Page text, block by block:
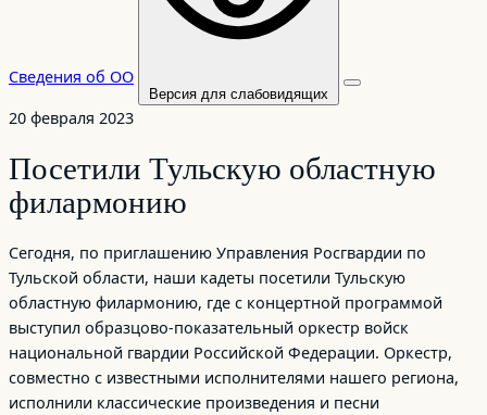
Сведения об ОО
Версия для слабовидящих
20 февраля 2023
Посетили Тульскую областную
филармонию
Сегодня, по приглашению Управления Росгвардии по
Тульской области, наши кадеты посетили Тульскую
областную филармонию, где с концертной программой
выступил образцово-показательный оркестр войск
национальной гвардии Российской Федерации. Оркестр,
совместно с известными исполнителями нашего региона,
исполнили классические произведения и песни